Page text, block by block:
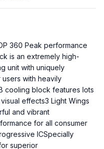
360 Peak performance
is an extremely high-
unit with uniquely
users with heavily
cooling block features lots
effects3 Light Wings
and vibrant
for all consumer
ICSpecially
superior